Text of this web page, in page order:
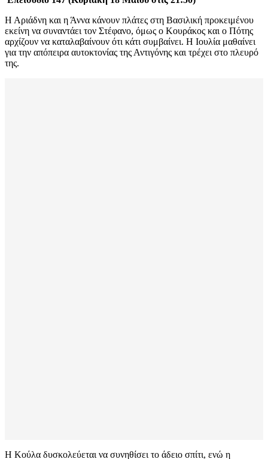
Η Αριάδνη και η Άννα κάνουν πλάτες στη Βασιλική προκειμένου
εκείνη να συναντάει τον Στέφανο, όμως ο Κουράκος και ο Πότης
αρχίζουν να καταλαβαίνουν ότι κάτι συμβαίνει. Η Ιουλία μαθαίνει
για την απόπειρα αυτοκτονίας της Αντιγόνης και τρέχει στο πλευρό
της.
Η Κούλα δυσκολεύεται να συνηθίσει το άδειο σπίτι, ενώ η